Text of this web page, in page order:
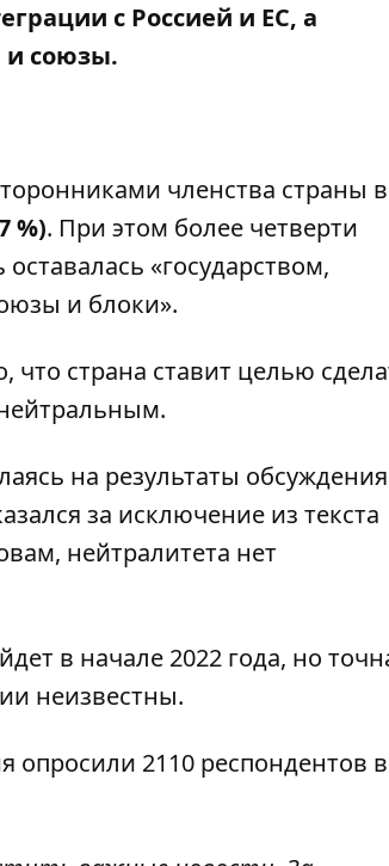
с Россией и ЕС, а
и союзы.
членства страны в
%). При этом более четверти
«государством,
и блоки».
страна ставит целью
на результаты обсуждения
за исключение из текста
нейтралитета нет
в начале 2022 года, но
неизвестны.
опросили 2110 респондентов в